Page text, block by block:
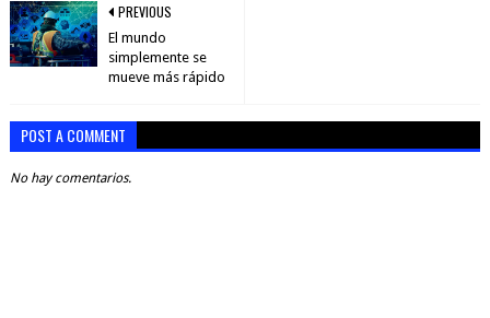
PREVIOUS
El mundo
simplemente se
mueve más rápido
POST A COMMENT
No hay comentarios.